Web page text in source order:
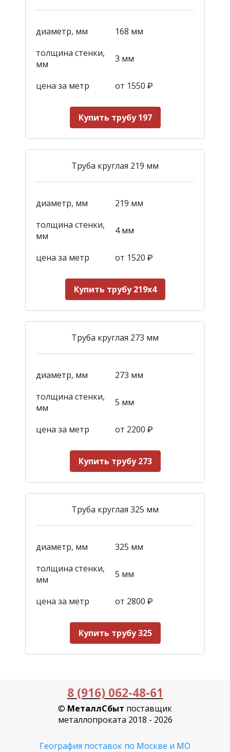
диаметр, мм
168 мм
толщина стенки,
мм
3 мм
цена за метр от 1550 ₽
Купить трубу 197
Труба круглая 219 мм
диаметр, мм
219 мм
толщина стенки,
мм
4 мм
цена за метр от 1520 ₽
Купить трубу 219х4
Труба круглая 273 мм
диаметр, мм
273 мм
толщина стенки,
мм
5 мм
цена за метр от 2200 ₽
Купить трубу 273
Труба круглая 325 мм
диаметр, мм
325 мм
толщина стенки,
мм
5 мм
цена за метр от 2800 ₽
Купить трубу 325
8 (916) 062-48-61
© МеталлСбыт поставщик
металлопроката 2018 - 2026
География поставок по Москве и МО